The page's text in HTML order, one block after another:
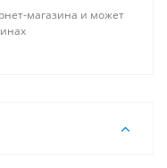
магазина и может